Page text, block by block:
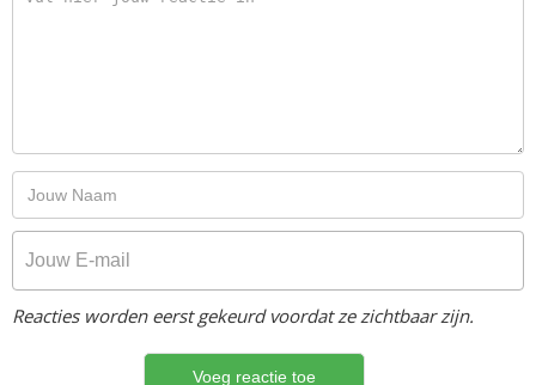
Reacties worden eerst gekeurd voordat ze zichtbaar zijn.